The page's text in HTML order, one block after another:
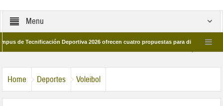
Menu
Tecnificación Deportiva 2026 ofrecen cuatro propuestas para disfrutar del deporte
Home Deportes Voleibol